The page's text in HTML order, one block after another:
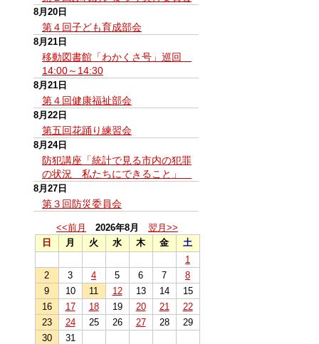
8月20日
第４回子ども育成部会
8月21日
移動図書館「わかくさ号」巡回
14:00～14:30
8月21日
第４回健康福祉部会
8月22日
第五回花踊り練習会
8月24日
防犯講座「統計で見る市内の犯罪
の状況 私たちにできること」
8月27日
第３回防災委員会
<<前月 2026年8月
翌月>>
日
月 火 水 木 金
土
1
2
3 4 5 6 7
8
9
10 11 12 13 14
15
16
17 18 19 20 21
22
23
24 25 26 27 28
29
30
31